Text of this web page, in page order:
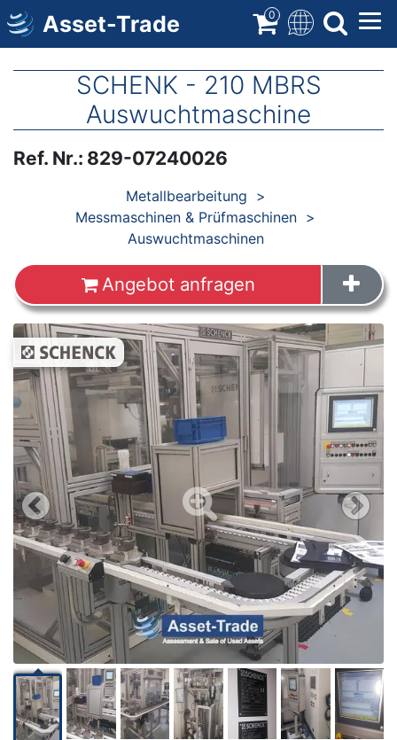
Direkt
zum
Inhalt
Asset-Trade 0
SCHENK - 210 MBRS
Auswuchtmaschine
Ref. Nr.: 829-07240026
Metallbearbeitung
Messmaschinen & Prüfmaschinen
Auswuchtmaschinen
Angebot anfragen
Images